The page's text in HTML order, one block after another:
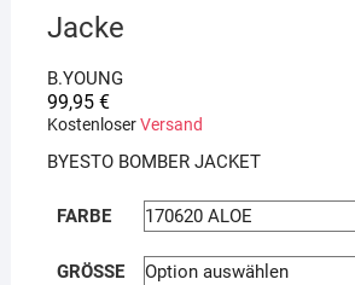
Jacke
B.YOUNG
99,95 €
KostenloserVersand
BYESTO BOMBER JACKET
FARBE
GRÖSSE